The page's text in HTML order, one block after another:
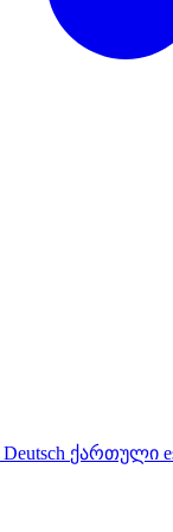
Deutsch ქართული